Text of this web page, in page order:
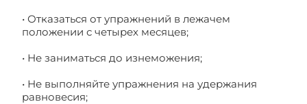
• Отказаться от упражнений в лежачем
положении с четырех месяцев;
• Не заниматься до изнеможения;
• Не выполняйте упражнения на удержания
равновесия;